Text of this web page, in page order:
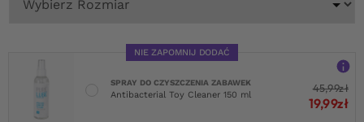
NIE ZAPOMNIJ DODAĆ
SPRAY DO CZYSZCZENIA ZABAWEK
Antibacterial Toy Cleaner 150 ml
45,99zł
19,99zł